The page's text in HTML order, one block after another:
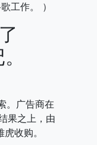
工作。 ）
。广告商在
果之上，由
收购。